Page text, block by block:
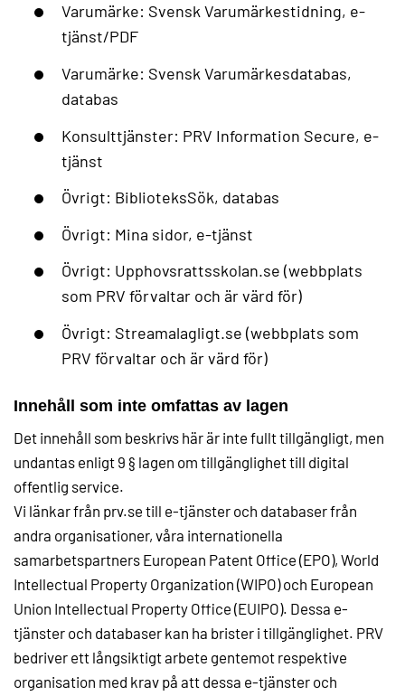
Varumärke: Svensk Varumärkestidning, e-
tjänst/PDF
Varumärke: Svensk Varumärkesdatabas,
databas
Konsulttjänster: PRV Information Secure, e-
tjänst
Övrigt: BiblioteksSök, databas
Övrigt: Mina sidor, e-tjänst
Övrigt: Upphovsrattsskolan.se (webbplats
som PRV förvaltar och är värd för)
Övrigt: Streamalagligt.se (webbplats som
PRV förvaltar och är värd för)
Innehåll som inte omfattas av lagen
Det innehåll som beskrivs här är inte fullt tillgängligt, men
undantas enligt 9 § lagen om tillgänglighet till digital
offentlig service.
Vi länkar från prv.se till e-tjänster och databaser från
andra organisationer, våra internationella
samarbetspartners European Patent Office (EPO), World
Intellectual Property Organization (WIPO) och European
Union Intellectual Property Office (EUIPO). Dessa e-
tjänster och databaser kan ha brister i tillgänglighet. PRV
bedriver ett långsiktigt arbete gentemot respektive
organisation med krav på att dessa e-tjänster och